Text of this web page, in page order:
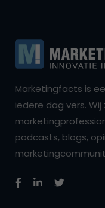
Marketingfacts is
iedere dag vers.
podcasts, blogs,